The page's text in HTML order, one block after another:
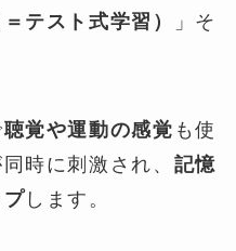
テスト式学習）
」そ
聴覚や運動の感覚 も使
時に刺激され、 記憶
します。